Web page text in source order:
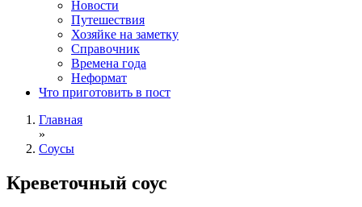
Новости
Путешествия
Хозяйке на заметку
Справочник
Времена года
Неформат
Что приготовить в пост
Главная
»
Соусы
Креветочный соус